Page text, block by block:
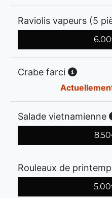
Raviolis vapeurs (5
6.00
Crabe farci
Salade vietnamienne
8.50
Rouleaux de
5.00